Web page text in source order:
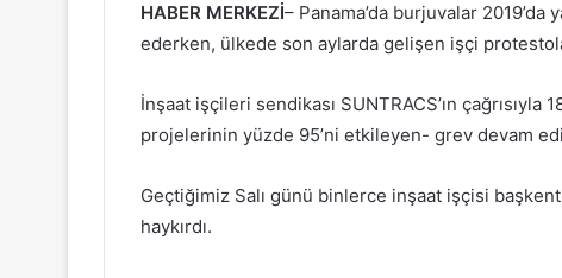
HABER MERKEZİ– Panama’da burjuvalar
ederken, ülkede son aylarda gelişen işçi
İnşaat işçileri sendikası SUNTRACS’ın
projelerinin yüzde 95’ni etkileyen- grev devam
Geçtiğimiz Salı günü binlerce inşaat işçisi
haykırdı.